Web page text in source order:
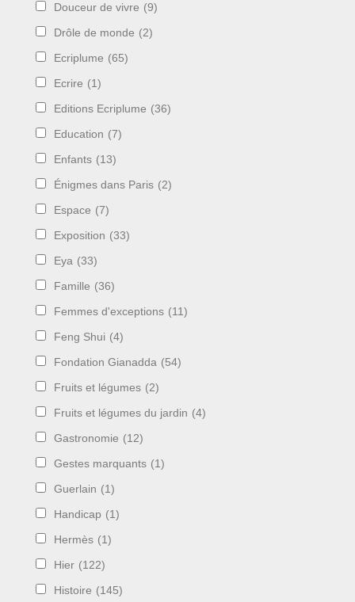
Douceur de vivre (9)
Drôle de monde (2)
Ecriplume (65)
Ecrire (1)
Editions Ecriplume (36)
Education (7)
Enfants (13)
Énigmes dans Paris (2)
Espace (7)
Exposition (33)
Eya (33)
Famille (36)
Femmes d'exceptions (11)
Feng Shui (4)
Fondation Gianadda (54)
Fruits et légumes (2)
Fruits et légumes du jardin (4)
Gastronomie (12)
Gestes marquants (1)
Guerlain (1)
Handicap (1)
Hermès (1)
Hier (122)
Histoire (145)